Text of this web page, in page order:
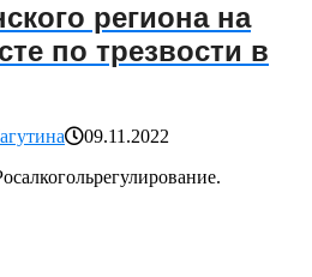
региона на
по трезвости в
09.11.2022